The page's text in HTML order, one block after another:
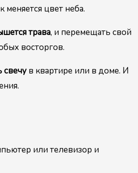
меняется цвет неба.
трава, и перемещать свой
восторгов.
свечув квартире или в доме. И
или телевизор и